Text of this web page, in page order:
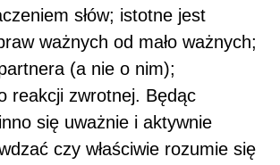
słów; istotne jest
ważnych od mało ważnych;
(a nie o nim);
reakcji zwrotnej. Będąc
się uważnie i aktywnie
czy właściwie rozumie się